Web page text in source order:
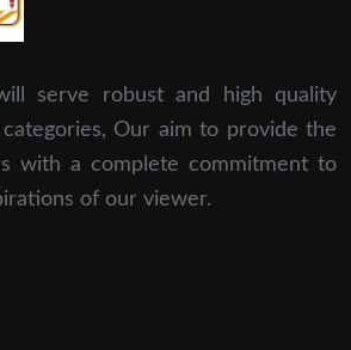
serve robust and high quality
Our aim to provide the
with a complete commitment to
of our viewer.